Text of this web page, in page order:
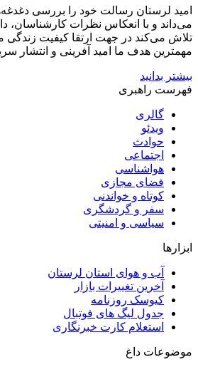
امید لرستان رسالت خود را بررسی
می‌داند و با انعکاس نظرات کارشناسان،
تلاش می‌کند در جهت ارتقا کیفیت زندگی
مهمترین هدف ما امید آفرینی و انتشار
بیشتر بدانید
فهرست راهبری
گالری
ویدئو
حوادث
اجتماعی
هواشناسی
فضای مجازی
کوتاه و خواندنی
سفر و گردشگری
سیاسی و امنیتی
ابزارها
آب و هوای استان لرستان
آخرین تغییرات بازار
کیوسک روزنامه
جدول لیگ های فوتبال
استعلام کارت خبرنگاری
موضوعات داغ